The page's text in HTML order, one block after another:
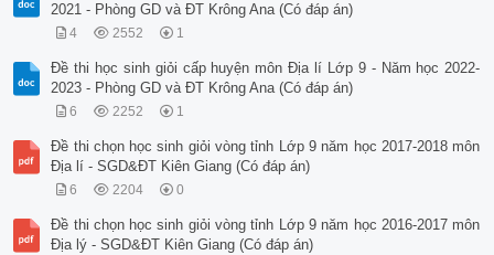
2021 - Phòng GD và ĐT Krông Ana (Có đáp án)
4 2552 1
Đề thi học sinh giỏi cấp huyện môn Địa lí Lớp 9 - Năm học 2022-
2023 - Phòng GD và ĐT Krông Ana (Có đáp án)
6 2252 1
Đề thi chọn học sinh giỏi vòng tỉnh Lớp 9 năm học 2017-2018 môn
Địa lí - SGD&ĐT Kiên Giang (Có đáp án)
6 2204 0
Đề thi chọn học sinh giỏi vòng tỉnh Lớp 9 năm học 2016-2017 môn
Địa lý - SGD&ĐT Kiên Giang (Có đáp án)